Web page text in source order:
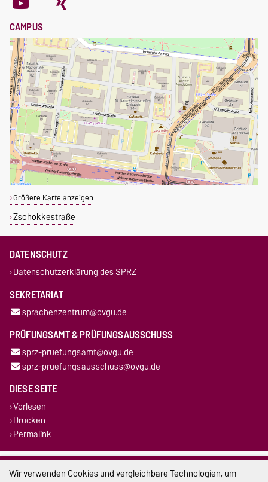
CAMPUS
Größere Karte anzeigen
Zschokkestraße
DATENSCHUTZ
Datenschutzerklärung des SPRZ
SEKRETARIAT
sprachenzentrum@ovgu.de
PRÜFUNGSAMT & PRÜFUNGSAUSSCHUSS
sprz-pruefungsamt@ovgu.de
sprz-pruefungsausschuss@ovgu.de
DIESE SEITE
Vorlesen
Drucken
Permalink
Impressum
Wir verwenden Cookies und vergleichbare Technologien, um